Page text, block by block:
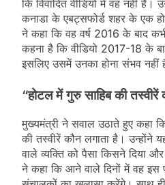
कि विवादित वीडियो में वह नहीं हैं।
कनाडा के एबट्सफोर्ड शहर के एक
ने कहा कि वह वर्ष 2016 के बाद
कहना है कि वीडियो 2017-18 के
इसलिए उसमें उनका होना संभव नहीं
“होटल में गुरु साहिब की तस्वीरें
मुख्यमंत्री ने सवाल उठाते हुए कहा
की तस्वीरें कौन लगाता है। उन्होंने
वाले व्यक्ति को पैसा किसने दिया
ने कहा कि आने वाले दिनों में वह इस